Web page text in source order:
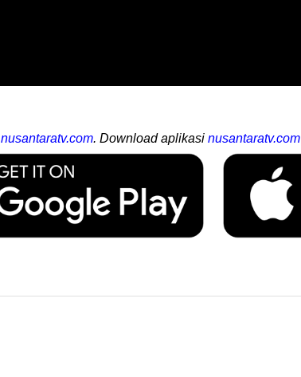
nusantaratv.com. Download aplikasi nusantaratv.com